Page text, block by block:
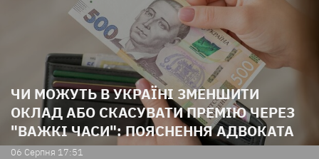
ЧИ МОЖУТЬ В УКРАЇНІ ЗМЕНШИТИ
ОКЛАД АБО СКАСУВАТИ ПРЕМІЮ ЧЕРЕЗ
"ВАЖКІ ЧАСИ": ПОЯСНЕННЯ АДВОКАТА
06 Серпня 17:51